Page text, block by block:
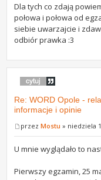
Dla tych co zdają
połowa i połowa od
siebie uwarzajcie i
odbiór prawka :3
Re: WORD Opole -
informacje i opinie
przezMostu » niedziela
U mnie wyglądało to
Pierwszy egzamin, 25